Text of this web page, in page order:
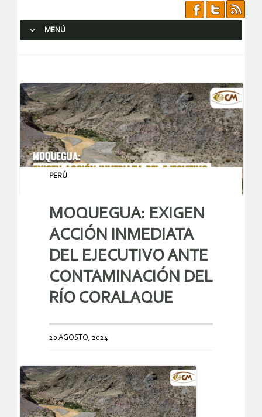
MENÚ
PERÚ
MOQUEGUA: EXIGEN
ACCIÓN INMEDIATA
DEL EJECUTIVO ANTE
CONTAMINACIÓN DEL
RÍO CORALAQUE
20 AGOSTO, 2024